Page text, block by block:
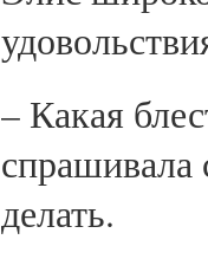
– Какая
спрашивала
делать.